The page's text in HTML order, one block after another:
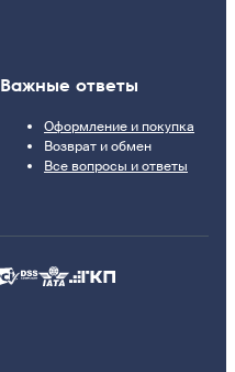
Важные ответы
Оформление и покупка
Возврат и обмен
Все вопросы и ответы